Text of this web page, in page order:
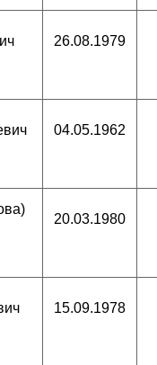
26.08.1979
04.05.1962
20.03.1980
15.09.1978